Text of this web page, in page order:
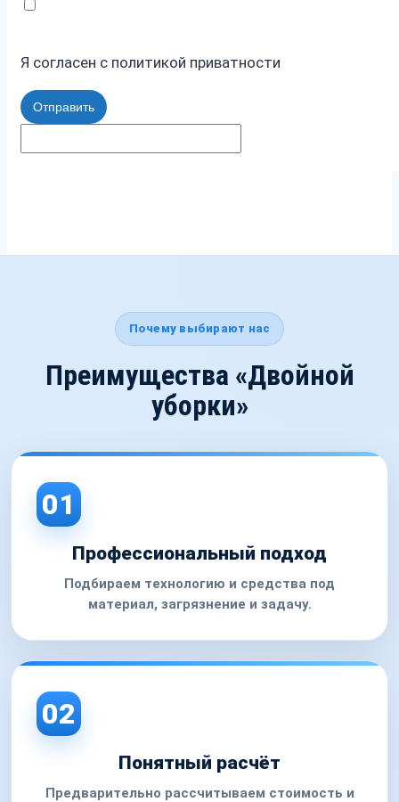
Я согласен с политикой приватности
Отправить
Почему выбирают нас
Преимущества «Двойной
уборки»
01
Профессиональный подход
Подбираем технологию и средства под
материал, загрязнение и задачу.
02
Понятный расчёт
Предварительно рассчитываем стоимость и